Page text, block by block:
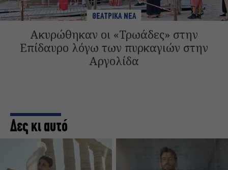
ΘΕΑΤΡΙΚΑ ΝΕΑ
Ακυρώθηκαν οι «Τρωάδες» στην
Επίδαυρο λόγω των πυρκαγιών στην
Αργολίδα
Δες κι αυτό